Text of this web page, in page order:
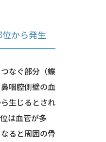
から発生
なぐ部分（蝶
咽腔側壁の血
生じるとされ
は血管が多
ると周囲の骨